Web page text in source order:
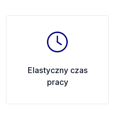
Elastyczny czas
pracy